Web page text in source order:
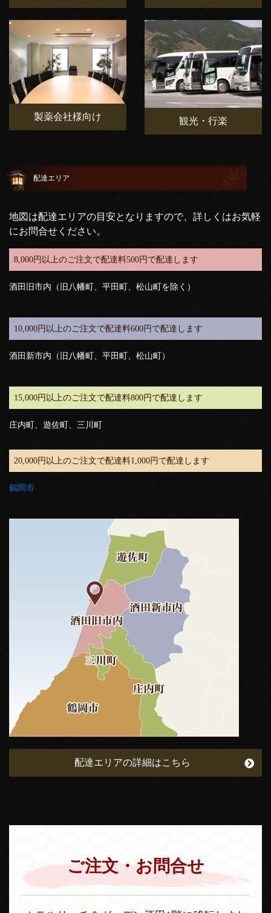
製薬会社様向け 観光・行楽
配達エリア
地図は配達エリアの目安となりますので、詳しくはお気軽
にお問合せください。
8,000円以上のご注文で配達料500円で配達します
酒田旧市内（旧八幡町、平田町、松山町を除く）
10,000円以上のご注文で配達料600円で配達します
酒田新市内（旧八幡町、平田町、松山町）
15,000円以上のご注文で配達料800円で配達します
庄内町、遊佐町、三川町
20,000円以上のご注文で配達料1,000円で配達します
鶴岡市
配達エリアの詳細はこちら
ご注文・お問合せ